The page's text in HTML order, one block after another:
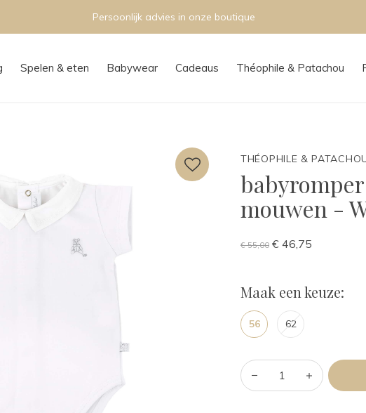
Spelen & eten Babywear Cadeaus Théophile & Patachou
Persoonlijk advies in onze boutique
THÉOPHILE &
mouwen -
€ 55,00 € 46,75
Maak een keuze:
56 62